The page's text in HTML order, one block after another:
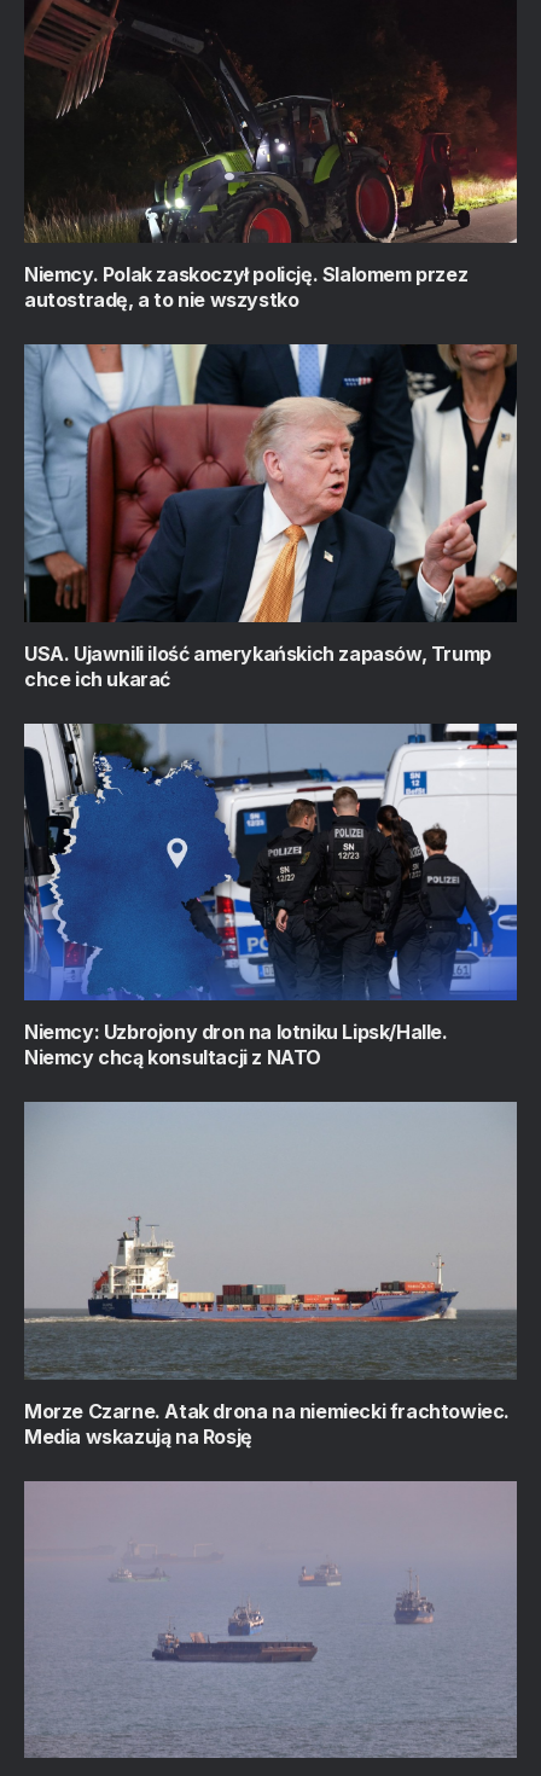
Niemcy. Polak zaskoczył policję. Slalomem przez
autostradę, a to nie wszystko
USA. Ujawnili ilość amerykańskich zapasów, Trump
chce ich ukarać
Niemcy: Uzbrojony dron na lotniku Lipsk/Halle.
Niemcy chcą konsultacji z NATO
Morze Czarne. Atak drona na niemiecki frachtowiec.
Media wskazują na Rosję